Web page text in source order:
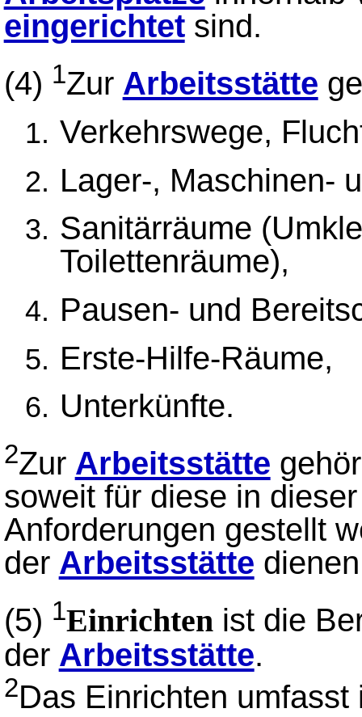
eingerichtetsind.
(4) 1Zur Arbeitsstätte
Verkehrswege,
Lager-, Maschinen-
Sanitärräume
Toilettenräume),
Pausen- und
Erste-Hilfe-Räume,
Unterkünfte.
2Zur Arbeitsstätte
soweit für diese in
Anforderungen gestellt
der Arbeitsstätte
(5) 1Einrichtenist die
der Arbeitsstätte.
2Das Einrichten umfasst